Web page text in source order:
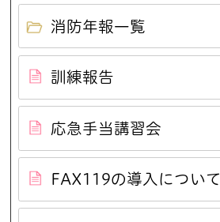
消防年報一覧
訓練報告
応急手当講習会
FAX119の導入について